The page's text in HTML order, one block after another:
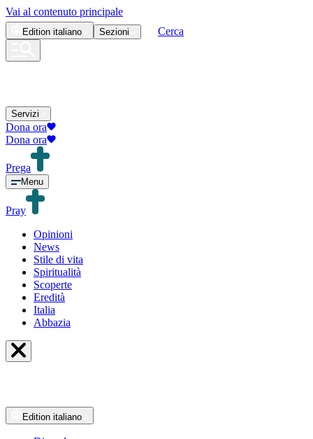
Vai al contenuto principale
Edition italiano Sezioni Cerca
Servizi
Dona ora
Dona ora
Prega
Menu
Pray
Opinioni
News
Stile di vita
Spiritualità
Scoperte
Eredità
Italia
Abbazia
Edition italiano